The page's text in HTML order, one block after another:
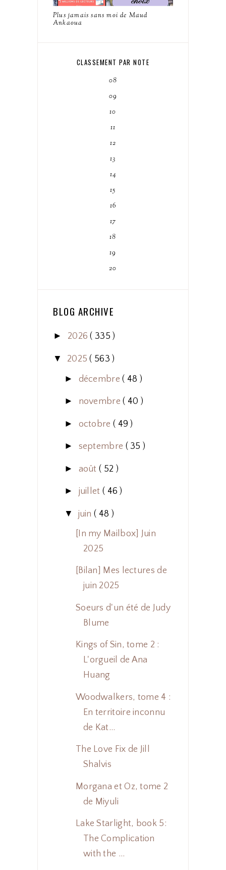
Plus jamais sans moi de Maud
Ankaoua
CLASSEMENT PAR NOTE
08
09
10
11
12
13
14
15
16
17
18
19
20
BLOG ARCHIVE
► 2026( 335 )
▼ 2025( 563 )
► décembre( 48 )
► novembre( 40 )
► octobre ( 49 )
► septembre ( 35 )
► août ( 52 )
► juillet ( 46 )
▼ juin( 48 )
[In my Mailbox] Juin
2025
[Bilan] Mes lectures de
juin 2025
Soeurs d'un été de Judy
Blume
Kings of Sin, tome 2 :
L'orgueil de Ana
Huang
Woodwalkers, tome 4 :
En territoire inconnu
de Kat...
The Love Fix de Jill
Shalvis
Morgana et Oz, tome 2
de Miyuli
Lake Starlight, book 5:
The Complication
with the ...